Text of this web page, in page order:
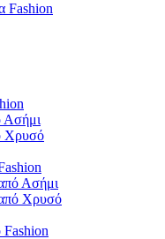
Fashion
Ασήμι
Χρυσό
Ασήμι
από Χρυσό
Fashion